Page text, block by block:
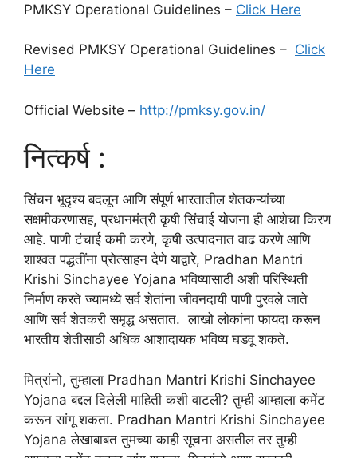
PMKSY Operational Guidelines – Click Here
Revised PMKSY Operational Guidelines – Click
Here
Official Website – http://pmksy.gov.in/
नित्कर्ष :
सिंचन भूदृश्य बदलून आणि संपूर्ण भारतातील शेतकऱ्यांच्या
सक्षमीकरणासह, प्रधानमंत्री कृषी सिंचाई योजना ही आशेचा किरण
आहे. पाणी टंचाई कमी करणे, कृषी उत्पादनात वाढ करणे आणि
शाश्वत पद्धतींना प्रोत्साहन देणे याद्वारे, Pradhan Mantri
Krishi Sinchayee Yojana भविष्यासाठी अशी परिस्थिती
निर्माण करते ज्यामध्ये सर्व शेतांना जीवनदायी पाणी पुरवले जाते
आणि सर्व शेतकरी समृद्ध असतात. लाखो लोकांना फायदा करून
भारतीय शेतीसाठी अधिक आशादायक भविष्य घडवू शकते.
मित्रांनो, तुम्हाला Pradhan Mantri Krishi Sinchayee
Yojana बद्दल दिलेली माहिती कशी वाटली? तुम्ही आम्हाला कमेंट
करून सांगू शकता. Pradhan Mantri Krishi Sinchayee
Yojana लेखाबाबत तुमच्या काही सूचना असतील तर तुम्ही